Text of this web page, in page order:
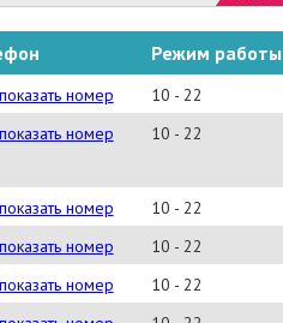
Режим работы
335-11-16номер
10 - 22
333-25-85номер 10 - 22
333-23-79номер
10 - 22
493-49-32номер
10 - 22
318-55-51номер
10 - 22